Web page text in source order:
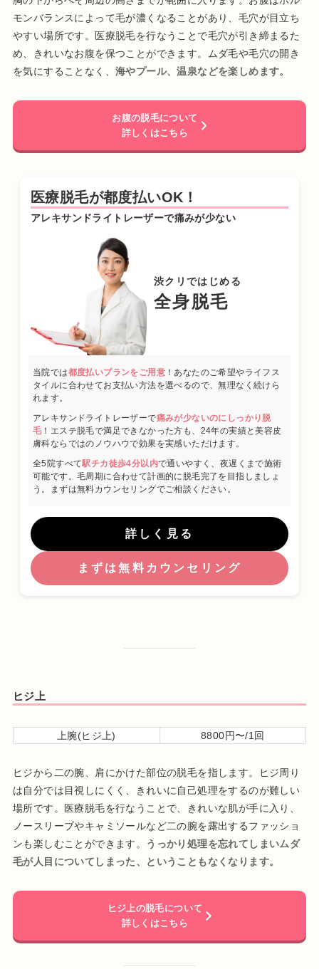
モンバランスによって毛が濃くなることがあり、毛穴が目立ち
やすい場所です。医療脱毛を行なうことで毛穴が引き締まるた
め、きれいなお腹を保つことができます。ムダ毛や毛穴の開き
を気にすることなく、 海やプール、温泉などを楽しめます。
お腹の脱毛について
詳しくはこちら
医療脱毛が都度払いOK！
アレキサンドライトレーザーで痛みが少ない
渋クリではじめる
全身脱毛
当院では都度払いプランをご用意！あなたのご希望やライフス
タイルに合わせてお支払い方法を選べるので、無理なく続けら
れます。
アレキサンドライトレーザーで痛みが少ないのにしっかり脱
毛！エステ脱毛で満足できなかった方も、24年の実績と美容皮
膚科ならではのノウハウで効果を実感いただけます。
全5院すべて駅チカ徒歩4分以内で通いやすく、夜遅くまで施術
可能です。毛周期に合わせて計画的に脱毛完了を目指しましょ
う。まずは無料カウンセリングでご相談ください。
詳しく見る
まずは無料カウンセリング
ヒジ上
上腕(ヒジ上) 8800円〜/1回
ヒジから二の腕、肩にかけた部位の脱毛を指します。ヒジ周り
は自分では目視しにくく、きれいに自己処理をするのが難しい
場所です。医療脱毛を行なうことで、きれいな肌が手に入り、
ノースリーブやキャミソールなど二の腕を露出するファッショ
ンも楽しむことができます。
うっかり処理を忘れてしまいムダ
毛が人目についてしまった、ということもなくなります。
ヒジ上の脱毛について
詳しくはこちら